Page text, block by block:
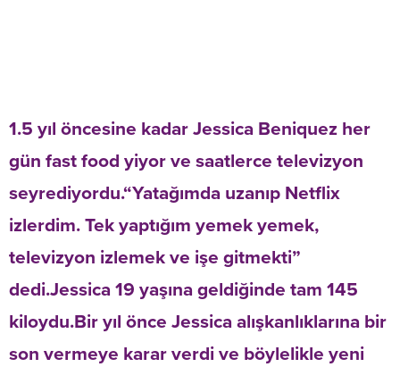
1.5 yıl öncesine kadar Jessica Beniquez her
gün fast food yiyor ve saatlerce televizyon
seyrediyordu.“Yatağımda uzanıp Netflix
izlerdim. Tek yaptığım yemek yemek,
televizyon izlemek ve işe gitmekti”
dedi.Jessica 19 yaşına geldiğinde tam 145
kiloydu.Bir yıl önce Jessica alışkanlıklarına bir
son vermeye karar verdi ve böylelikle yeni